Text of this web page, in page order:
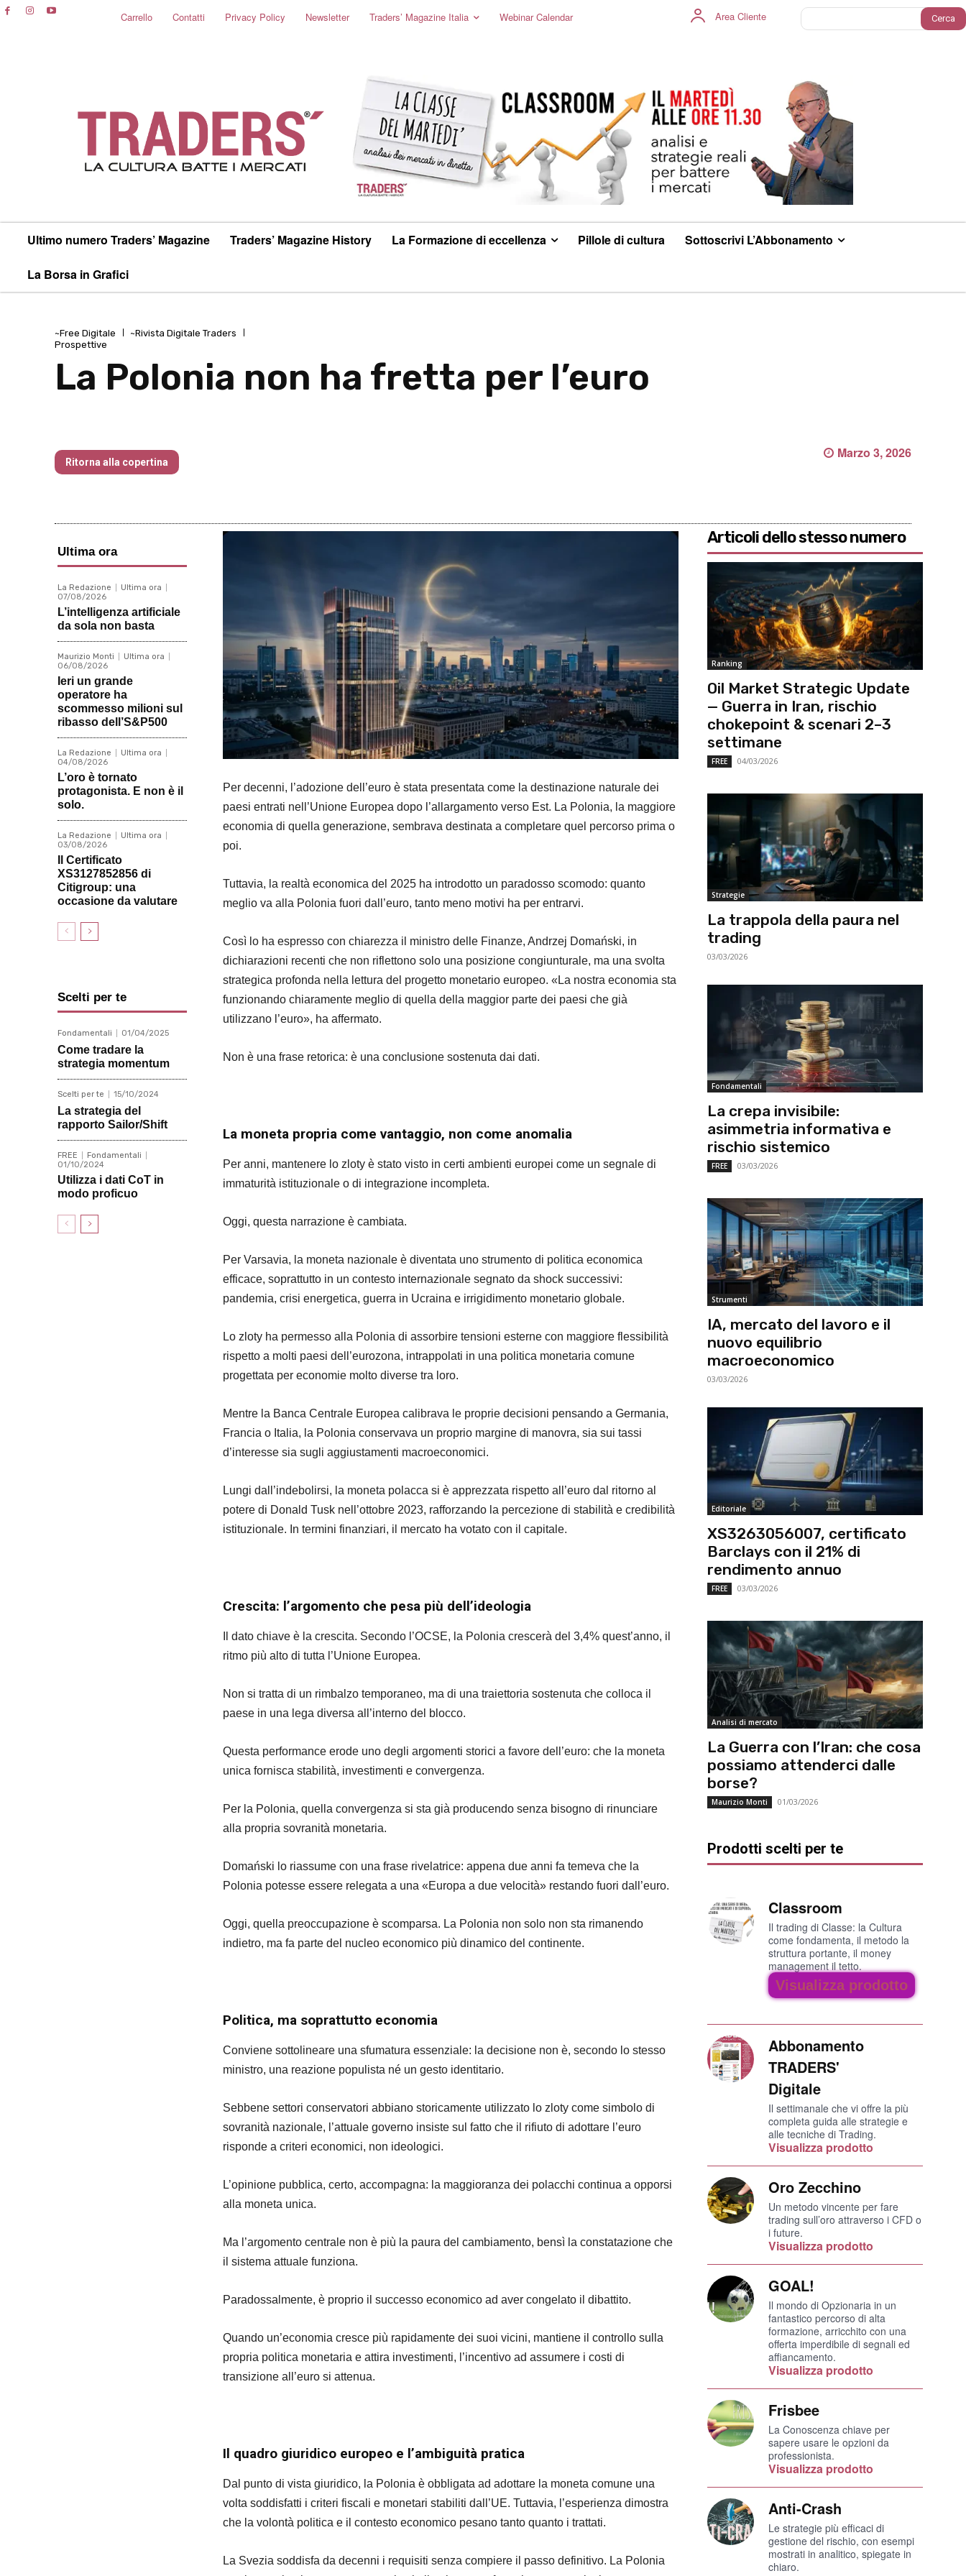
Carrello Contatti Privacy Policy Newsletter Traders’ Magazine Italia Webinar Calendar Area Cliente Cerca
Ultimo numero Traders’ Magazine Traders’ Magazine History La Formazione di eccellenza Pillole di cultura Sottoscrivi L’Abbonamento
La Borsa in Grafici
~Free Digitale
~Rivista Digitale Traders
Prospettive
La Polonia non ha fretta per l’euro
Ritorna alla copertina
Marzo 3, 2026
Ultima ora
La Redazione
Ultima ora
07/08/2026
L’intelligenza artificiale
da sola non basta
Maurizio Monti
Ultima ora
06/08/2026
Ieri un grande
operatore ha
scommesso milioni sul
ribasso dell’S&P500
La Redazione
Ultima ora
04/08/2026
L’oro è tornato
protagonista. E non è il
solo.
La Redazione
Ultima ora
03/08/2026
Il Certificato
XS3127852856 di
Citigroup: una
occasione da valutare
Scelti per te
Fondamentali 01/04/2025
Come tradare la
strategia momentum
Scelti per te 15/10/2024
La strategia del
rapporto Sailor/Shift
FREE
Fondamentali
01/10/2024
Utilizza i dati CoT in
modo proficuo
Per decenni, l’adozione dell’euro è stata presentata come la destinazione naturale dei
paesi entrati nell’Unione Europea dopo l’allargamento verso Est. La Polonia, la maggiore
economia di quella generazione, sembrava destinata a completare quel percorso prima o
poi.
Tuttavia, la realtà economica del 2025 ha introdotto un paradosso scomodo: quanto
meglio va alla Polonia fuori dall’euro, tanto meno motivi ha per entrarvi.
Così lo ha espresso con chiarezza il ministro delle Finanze, Andrzej Domański, in
dichiarazioni recenti che non riflettono solo una posizione congiunturale, ma una svolta
strategica profonda nella lettura del progetto monetario europeo. «La nostra economia sta
funzionando chiaramente meglio di quella della maggior parte dei paesi che già
utilizzano l’euro», ha affermato.
Non è una frase retorica: è una conclusione sostenuta dai dati.
La moneta propria come vantaggio, non come anomalia
Per anni, mantenere lo zloty è stato visto in certi ambienti europei come un segnale di
immaturità istituzionale o di integrazione incompleta.
Oggi, questa narrazione è cambiata.
Per Varsavia, la moneta nazionale è diventata uno strumento di politica economica
efficace, soprattutto in un contesto internazionale segnato da shock successivi:
pandemia, crisi energetica, guerra in Ucraina e irrigidimento monetario globale.
Lo zloty ha permesso alla Polonia di assorbire tensioni esterne con maggiore flessibilità
rispetto a molti paesi dell’eurozona, intrappolati in una politica monetaria comune
progettata per economie molto diverse tra loro.
Mentre la Banca Centrale Europea calibrava le proprie decisioni pensando a Germania,
Francia o Italia, la Polonia conservava un proprio margine di manovra, sia sui tassi
d’interesse sia sugli aggiustamenti macroeconomici.
Lungi dall’indebolirsi, la moneta polacca si è apprezzata rispetto all’euro dal ritorno al
potere di Donald Tusk nell’ottobre 2023, rafforzando la percezione di stabilità e credibilità
istituzionale. In termini finanziari, il mercato ha votato con il capitale.
Crescita: l’argomento che pesa più dell’ideologia
Il dato chiave è la crescita. Secondo l’OCSE, la Polonia crescerà del 3,4% quest’anno, il
ritmo più alto di tutta l’Unione Europea.
Non si tratta di un rimbalzo temporaneo, ma di una traiettoria sostenuta che colloca il
paese in una lega diversa all’interno del blocco.
Questa performance erode uno degli argomenti storici a favore dell’euro: che la moneta
unica fornisca stabilità, investimenti e convergenza.
Per la Polonia, quella convergenza si sta già producendo senza bisogno di rinunciare
alla propria sovranità monetaria.
Domański lo riassume con una frase rivelatrice: appena due anni fa temeva che la
Polonia potesse essere relegata a una «Europa a due velocità» restando fuori dall’euro.
Oggi, quella preoccupazione è scomparsa. La Polonia non solo non sta rimanendo
indietro, ma fa parte del nucleo economico più dinamico del continente.
Politica, ma soprattutto economia
Conviene sottolineare una sfumatura essenziale: la decisione non è, secondo lo stesso
ministro, una reazione populista né un gesto identitario.
Sebbene settori conservatori abbiano storicamente utilizzato lo zloty come simbolo di
sovranità nazionale, l’attuale governo insiste sul fatto che il rifiuto di adottare l’euro
risponde a criteri economici, non ideologici.
L’opinione pubblica, certo, accompagna: la maggioranza dei polacchi continua a opporsi
alla moneta unica.
Ma l’argomento centrale non è più la paura del cambiamento, bensì la constatazione che
il sistema attuale funziona.
Paradossalmente, è proprio il successo economico ad aver congelato il dibattito.
Quando un’economia cresce più rapidamente dei suoi vicini, mantiene il controllo sulla
propria politica monetaria e attira investimenti, l’incentivo ad assumere i costi di
transizione all’euro si attenua.
Il quadro giuridico europeo e l’ambiguità pratica
Dal punto di vista giuridico, la Polonia è obbligata ad adottare la moneta comune una
volta soddisfatti i criteri fiscali e monetari stabiliti dall’UE. Tuttavia, l’esperienza dimostra
che la volontà politica e il contesto economico pesano tanto quanto i trattati.
La Svezia soddisfa da decenni i requisiti senza compiere il passo definitivo. La Polonia
Articoli dello stesso numero
Ranking
Oil Market Strategic Update
— Guerra in Iran, rischio
chokepoint & scenari 2–3
settimane
FREE 04/03/2026
Strategie
La trappola della paura nel
trading
03/03/2026
Fondamentali
La crepa invisibile:
asimmetria informativa e
rischio sistemico
FREE 03/03/2026
Strumenti
IA, mercato del lavoro e il
nuovo equilibrio
macroeconomico
03/03/2026
Editoriale
XS3263056007, certificato
Barclays con il 21% di
rendimento annuo
FREE 03/03/2026
Analisi di mercato
La Guerra con l’Iran: che cosa
possiamo attenderci dalle
borse?
Maurizio Monti 01/03/2026
Prodotti scelti per te
Classroom
Il trading di Classe: la Cultura
come fondamenta, il metodo la
struttura portante, il money
management il tetto.
Visualizza prodotto
Abbonamento
TRADERS'
Digitale
Il settimanale che vi offre la più
completa guida alle strategie e
alle tecniche di Trading.
Visualizza prodotto
Oro Zecchino
Un metodo vincente per fare
trading sull’oro attraverso i CFD o
i future.
Visualizza prodotto
GOAL!
Il mondo di Opzionaria in un
fantastico percorso di alta
formazione, arricchito con una
offerta imperdibile di segnali ed
affiancamento.
Visualizza prodotto
Frisbee
La Conoscenza chiave per
sapere usare le opzioni da
professionista.
Visualizza prodotto
Anti-Crash
Le strategie più efficaci di
gestione del rischio, con esempi
mostrati in analitico, spiegate in
chiaro.